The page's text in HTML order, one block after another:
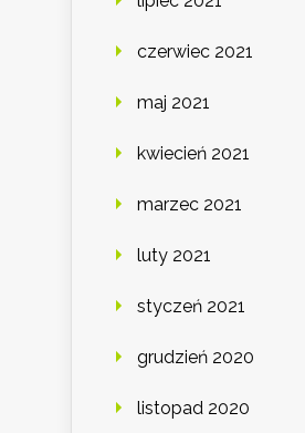
czerwiec 2021
maj 2021
kwiecień 2021
marzec 2021
luty 2021
styczeń 2021
grudzień 2020
listopad 2020